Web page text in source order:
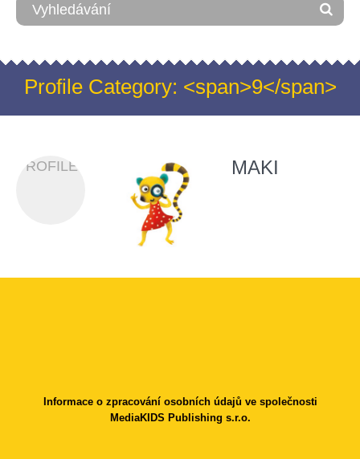
Profile Category: <span>9</span>
PROFILES MAKI
Informace o zpracování osobních údajů ve společnosti
MediaKIDS Publishing s.r.o.